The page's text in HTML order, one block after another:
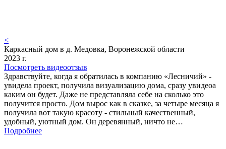
<
Каркасный дом в д. Медовка, Воронежской области
2023 г.
Посмотреть видеоотзыв
Здравствуйте, когда я обратилась в компанию «Лесничий» -
увидела проект, получила визуализацию дома, сразу увидеоа
каким он будет. Даже не представляла себе на сколько это
получится просто. Дом вырос как в сказке, за четыре месяца я
получила вот такую красоту - стильный качественный,
удобный, уютный дом. Он деревянный, ничто не…
Подробнее